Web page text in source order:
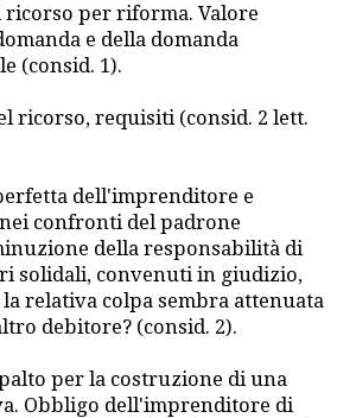
per riforma. Valore
e della domanda
(consid. 1).
ricorso, requisiti (consid. 2 lett.
dell'imprenditore e
confronti del padrone
della responsabilità di
solidali, convenuti in giudizio,
relativa colpa sembra attenuata
debitore? (consid. 2).
per la costruzione di una
Obbligo dell'imprenditore di